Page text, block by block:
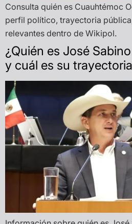
Consulta quién es Cuauhtémoc
perfil político, trayectoria
relevantes dentro de Wikipol.
¿Quién es José
y cuál es su